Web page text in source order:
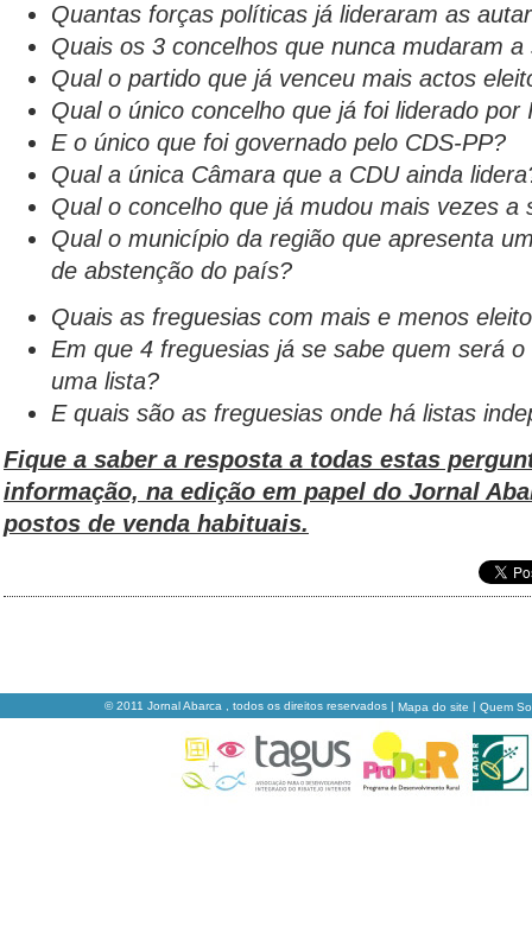
Quantas forças políticas já lideraram as
Quais os 3 concelhos que nunca mudaram a
Qual o partido que já venceu mais actos
Qual o único concelho que já foi liderado por
E o único que foi governado pelo CDS-PP?
Qual a única Câmara que a CDU ainda
Qual o concelho que já mudou mais vezes a
Qual o município da região que apresenta
de abstenção do país?
Quais as freguesias com mais e menos
Em que 4 freguesias já se sabe quem será
uma lista?
E quais são as freguesias onde há listas
Fique a saber a resposta a todas estas
informação, na edição em papel do Jornal
postos de venda habituais.
© 2011 Jornal Abarca , todos os direitos reservados | Mapa do site | Quem